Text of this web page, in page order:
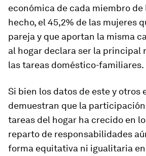
económica de cada miembro de
hecho, el 45,2% de las mujeres
pareja y que aportan la misma
al hogar declara ser la principal
las tareas doméstico-familiares.
Si bien los datos de este y otros
demuestran que la
tareas del hogar ha crecido en
reparto de responsabilidades
forma equitativa ni igualitaria